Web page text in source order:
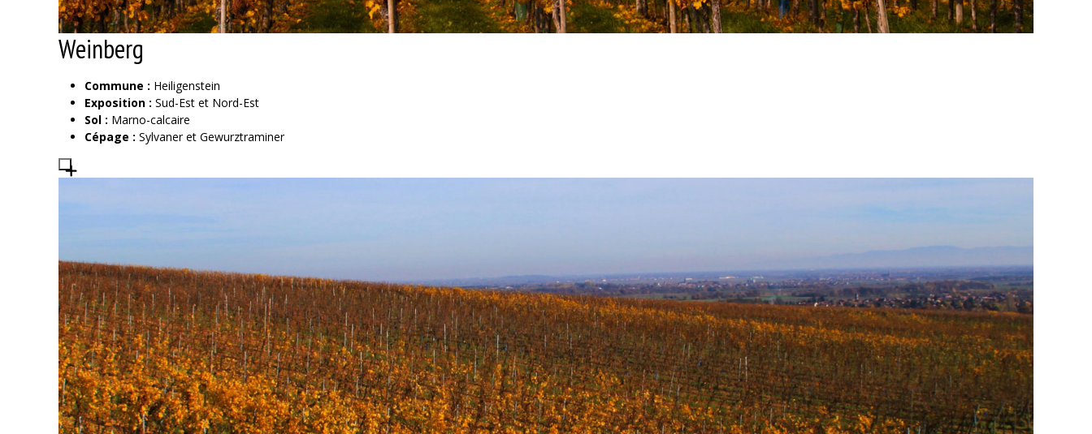
Weinberg
Commune : Heiligenstein
Exposition : Sud-Est et Nord-Est
Sol : Marno-calcaire
Cépage : Sylvaner et Gewurztraminer